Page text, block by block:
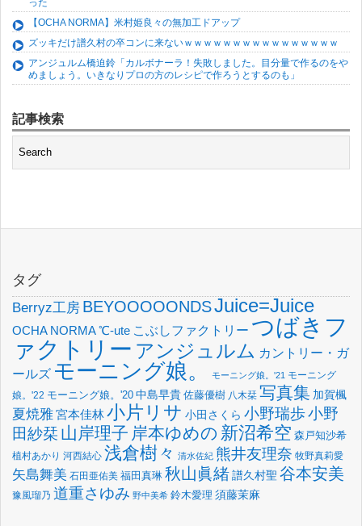
【OCHA NORMA】米村姫良々の無加工ドアップ
ズッキだけ譜久村の卒コンに来ないｗｗｗｗｗｗｗｗｗｗｗｗｗｗｗｗ
アンジュルム橋迫鈴「カルボナーラ！失敗しました。目分量で作るのをや
めましょう。いきなりプロの方のレシピで作ろうとするのも」
記事検索
タグ
Berryz工房 BEYOOOOONDSJuice=Juice
OCHA NORMA℃-ute こぶしファクトリー つばきフ
ァクトリー アンジュルム カントリー・ガ
ールズ モーニング娘。 モーニング娘。'21 モーニング
娘。'22 モーニング娘。'20 中島早貴 佐藤優樹 八木栞 写真集 加賀楓
夏焼雅宮本佳林小片リサ 小田さくら 小野瑞歩小野
田紗栞 山岸理子 岸本ゆめの 新沼希空 森戸知沙希
植村あかり 河西結心 浅倉樹々 清水佐紀 熊井友理奈 牧野真莉愛
矢島舞美 石田亜佑美 福田真琳 秋山眞緒譜久村聖 谷本安美
豫風瑠乃 道重さゆみ 野中美希 鈴木愛理 須藤茉麻